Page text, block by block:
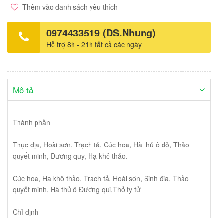
em: uống 1 viên/lần x 2-3 lần/ngày. Sản xuất: TRAPHACO Việt
Nam. Hộp 10 vỉ x 10 viên.
Thêm vào danh sách yêu thích
0974433519 (DS.Nhung)
Hỗ trợ 8h - 21h tất cả các ngày
Mô tả
Thành phần
Thục địa, Hoài sơn, Trạch tả, Cúc hoa, Hà thủ ô đỏ, Thảo
quyết minh, Đương quy, Hạ khô thảo.
Cúc hoa, Hạ khô thảo, Trạch tả, Hoài sơn, Sinh địa, Thảo
quyết minh, Hà thủ ô Đương qui,Thỏ ty tử
Chỉ định